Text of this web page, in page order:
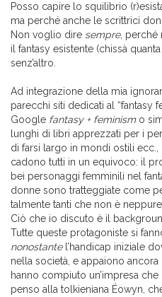
Posso capire lo squilibrio
ma perché anche le scrittrici
Non voglio dire sempre, perché
il fantasy esistente (chissà
senz’altro.
Ad integrazione della mia
parecchi siti dedicati al “fantasy
Google fantasy + feminismo
lunghi di libri apprezzati per i
di farsi largo in mondi ostili
cadono tutti in un equivoco: il
bei personaggi femminili nel
donne sono tratteggiate come
talmente tanti che non è
Ciò che io discuto è il
Tutte queste protagoniste si
nonostantel’handicap iniziale
nella società, e appaiono
hanno compiuto un’impresa
penso alla tolkieniana Éowyn,